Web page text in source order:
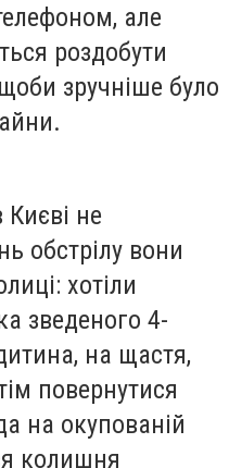
але
роздобути
зручніше було
Києві не
обстрілу вони
хотіли
зведеного 4-
на щастя,
повернутися
на окупованій
колишня